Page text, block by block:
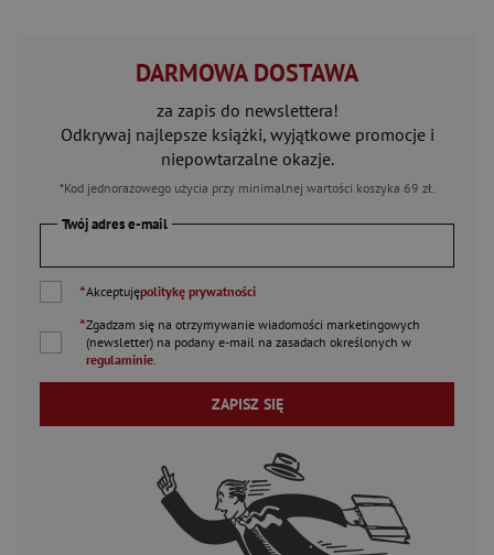
DARMOWA DOSTAWA
za zapis do newslettera!
Odkrywaj najlepsze książki, wyjątkowe promocje i
niepowtarzalne okazje.
*Kod jednorazowego użycia przy minimalnej wartości koszyka 69 zł.
Twój adres e-mail
*Akceptujępolitykę prywatności
*Zgadzam się na otrzymywanie wiadomości marketingowych
(newsletter) na podany e-mail na zasadach określonych w
regulaminie.
ZAPISZ SIĘ